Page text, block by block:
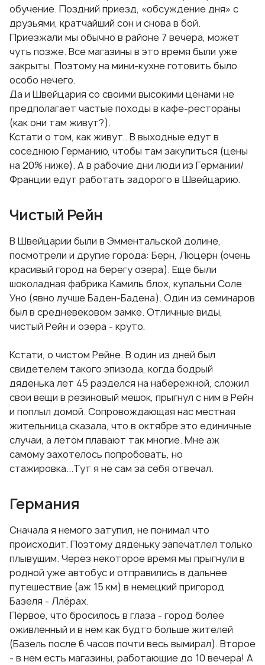
обучение. Поздний приезд, «обсуждение дня» с
друзьями, кратчайший сон и снова в бой.
Приезжали мы обычно в районе 7 вечера, может
чуть позже. Все магазины в это время были уже
закрыты. Поэтому на мини-кухне готовить было
особо нечего.
Да и Швейцария со своими высокими ценами не
предполагает частые походы в кафе-рестораны
(как они там живут?).
Кстати о том, как живут.. В выходные едут в
соседнюю Германию, чтобы там закупиться (цены
на 20% ниже). А в рабочие дни люди из Германии/
Франции едут работать задорого в Швейцарию.
Чистый Рейн
В Швейцарии были в Эмментальской долине,
посмотрели и другие города: Берн, Люцерн (очень
красивый город на берегу озера). Еще были
шоколадная фабрика Камиль блох, купальни Соле
Уно (явно лучше Баден-Бадена). Один из семинаров
был в средневековом замке. Отличные виды,
чистый Рейн и озера - круто.
Кстати, о чистом Рейне. В один из дней был
свидетелем такого эпизода, когда бодрый
дяденька лет 45 разделся на набережной, сложил
свои вещи в резиновый мешок, прыгнул с ним в Рейн
и поплыл домой. Сопровождающая нас местная
жительница сказала, что в октябре это единичные
случаи, а летом плавают так многие. Мне аж
самому захотелось попробовать, но
стажировка...Тут я не сам за себя отвечал.
Германия
Сначала я немого затупил, не понимал что
происходит. Поэтому дяденьку запечатлел только
плывущим. Через некоторое время мы прыгнули в
родной уже автобус и отправились в дальнее
путешествие (аж 15 км) в немецкий пригород
Базеля - Ллёрах.
Первое, что бросилось в глаза - город более
оживленный и в нем как будто больше жителей
(Базель после 6 часов почти весь вымирал). Второе
- в нем есть магазины, работающие до 10 вечера! А